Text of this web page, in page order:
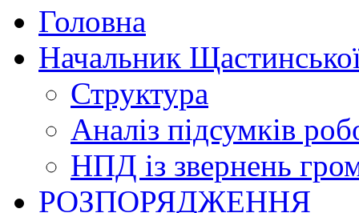
Головна
Начальник
Структура
Аналіз підсумків
НПД із звернень
РОЗПОРЯДЖЕННЯ